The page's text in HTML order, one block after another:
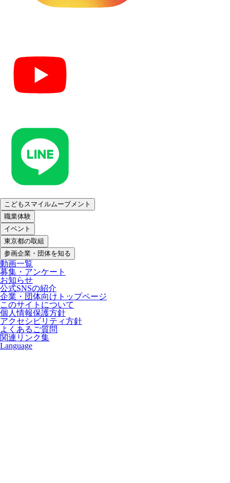
こどもスマイルムーブメント
職業体験
イベント
東京都の取組
参画企業・団体を知る
動画一覧
募集・アンケート
お知らせ
公式SNSの紹介
企業・団体向けトップページ
このサイトについて
個人情報保護方針
アクセシビリティ方針
よくあるご質問
関連リンク集
Language